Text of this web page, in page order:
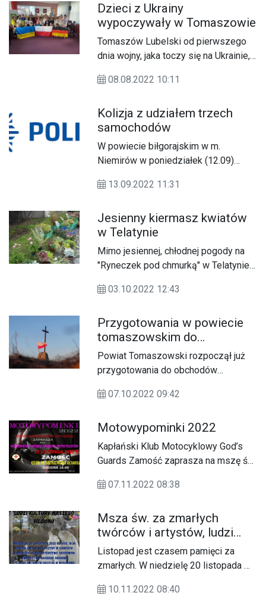
Dzieci z Ukrainy
wypoczywały w Tomaszowie
Tomaszów Lubelski od pierwszego
dnia wojny, jaka toczy się na Ukrainie,
zgodnie z potrzebami.
08.08.2022 10:11
Kolizja z udziałem trzech
samochodów
W powiecie biłgorajskim w m.
Niemirów w poniedziałek (12.09)
trzech pojazdów.
13.09.2022 11:31
Jesienny kiermasz kwiatów
w Telatynie
Mimo jesiennej, chłodnej pogody na
"Ryneczek pod chmurką" w Telatynie
przywieźli kwiaty, krzewy i rośliny
jeszcze jesienią.
03.10.2022 12:43
Przygotowania w powiecie
tomaszowskim do
Niepodległości
Powiat Tomaszowski rozpoczął już
przygotowania do obchodów
odzyskanie Niepodległości przez
07.10.2022 09:42
Motowypominki 2022
Kapłański Klub Motocyklowy God’s
Guards Zamość zaprasza na mszę św.
07.11.2022 08:38
Msza św. za zmarłych
twórców i artystów, ludzi
kultury naszego regionu
Listopad jest czasem pamięci za
zmarłych. W niedzielę 20 listopada w
Zamościu odbędzie się msza św. za
10.11.2022 08:40